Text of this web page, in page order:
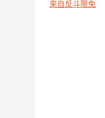
来自反斗限免